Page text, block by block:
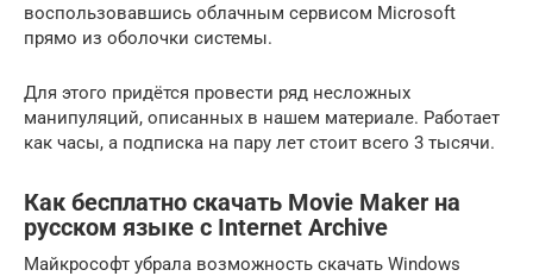
воспользовавшись облачным сервисом Microsoft
прямо из оболочки системы.
Для этого придётся провести ряд несложных
манипуляций, описанных в нашем материале. Работает
как часы, а подписка на пару лет стоит всего 3 тысячи.
Как бесплатно скачать Movie Maker на
русском языке с Internet Archive
Майкрософт убрала возможность скачать Windows